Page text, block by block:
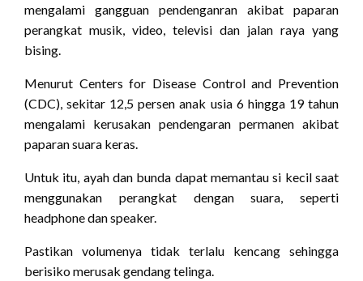
mengalami gangguan pendenganran akibat paparan
perangkat musik, video, televisi dan jalan raya yang
bising.
Menurut Centers for Disease Control and Prevention
(CDC), sekitar 12,5 persen anak usia 6 hingga 19 tahun
mengalami kerusakan pendengaran permanen akibat
paparan suara keras.
Untuk itu, ayah dan bunda dapat memantau si kecil saat
menggunakan perangkat dengan suara, seperti
headphone dan speaker.
Pastikan volumenya tidak terlalu kencang sehingga
berisiko merusak gendang telinga.